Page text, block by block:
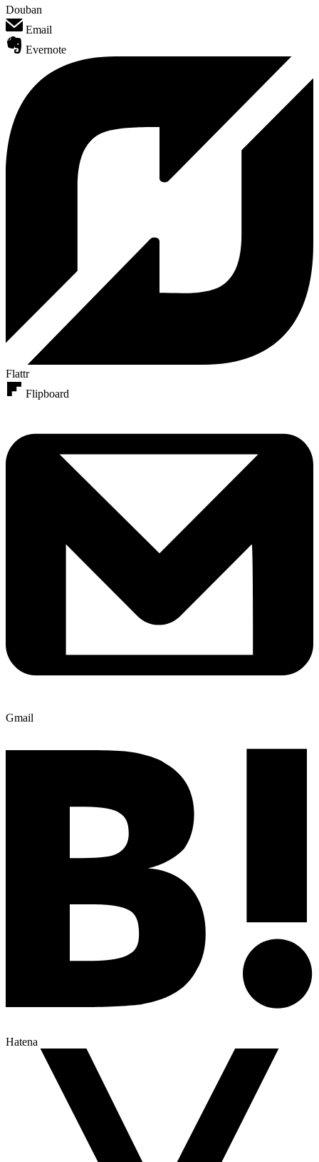
Douban
Email
Evernote
Flattr
Flipboard
Gmail
Hatena